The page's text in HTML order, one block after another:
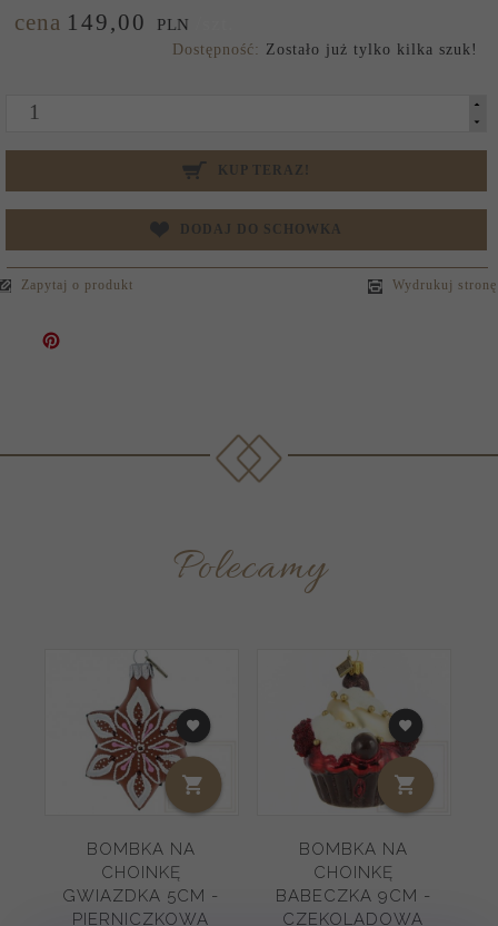
cena 149,00 PLN
Dostępność: Zostało już tylko kilka szuk!
KUP TERAZ!
DODAJ DO SCHOWKA
Zapytaj o produkt Wydrukuj stronę
Polecamy
BOMBKA NA
CHOINKĘ
GWIAZDKA 5CM -
PIERNICZKOWA
BOMBKA NA
CHOINKĘ
BABECZKA 9CM -
CZEKOLADOWA